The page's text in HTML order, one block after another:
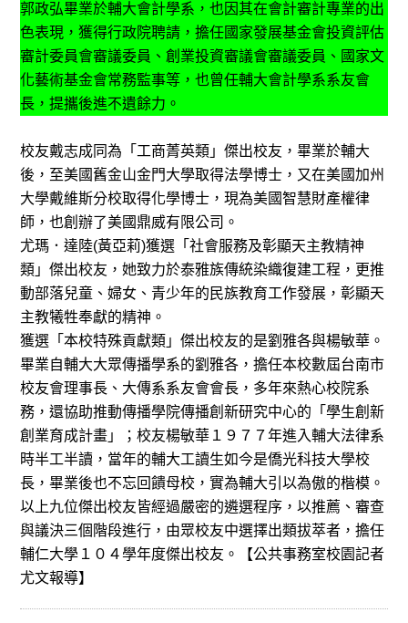
郭政弘畢業於輔大會計學系，也因其在會計審計專業的出
色表現，獲得行政院聘請，擔任國家發展基金會投資評估
審計委員會審議委員、創業投資審議會審議委員、國家文
化藝術基金會常務監事等，也曾任輔大會計學系系友會
長，提攜後進不遺餘力。
校友戴志成同為「工商菁英類」傑出校友，畢業於輔大
後，至美國舊金山金門大學取得法學博士，又在美國加州
大學戴維斯分校取得化學博士，現為美國智慧財產權律
師，也創辦了美國鼎威有限公司。
尤瑪．達陸(黃亞莉)獲選「社會服務及彰顯天主教精神
類」傑出校友，她致力於泰雅族傳統染織復建工程，更推
動部落兒童、婦女、青少年的民族教育工作發展，彰顯天
主教犧牲奉獻的精神。
獲選「本校特殊貢獻類」傑出校友的是劉雅各與楊敏華。
畢業自輔大大眾傳播學系的劉雅各，擔任本校數屆台南市
校友會理事長、大傳系系友會會長，多年來熱心校院系
務，還協助推動傳播學院傳播創新研究中心的「學生創新
創業育成計畫」；校友楊敏華１９７７年進入輔大法律系
時半工半讀，當年的輔大工讀生如今是僑光科技大學校
長，畢業後也不忘回饋母校，實為輔大引以為傲的楷模。
以上九位傑出校友皆經過嚴密的遴選程序，以推薦、審查
與議決三個階段進行，由眾校友中選擇出類拔萃者，擔任
輔仁大學１０４學年度傑出校友。【公共事務室校園記者
尤文報導】